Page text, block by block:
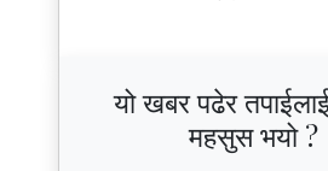
यो खबर पढेर
महसुस भयो ?